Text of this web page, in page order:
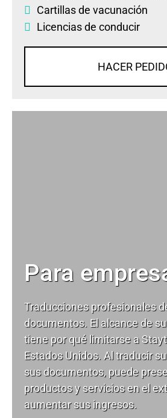
Cartillas de vacunación
Licencias de conducir
HACER
Para
Traducciones profesionales
documentos. El alcance de
tiene por qué limitarse a
Estados Unidos. Al traducir
sus documentos, puede
productos y servicios en el
aumentar sus ingresos.